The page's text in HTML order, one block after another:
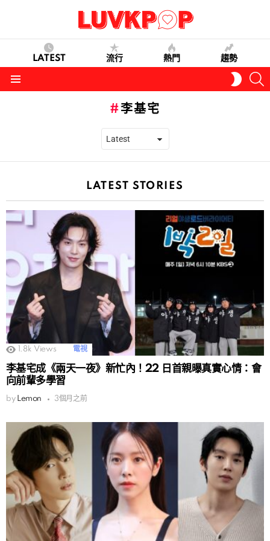
LATEST 流行 熱門 趨勢
SKIN
李基宅
LATEST STORIES
1.8k Views 電視
李基宅成《兩天一夜》新忙內！22 日首親曝真實心情：會
向前輩多學習
by Lemon 3個月之前